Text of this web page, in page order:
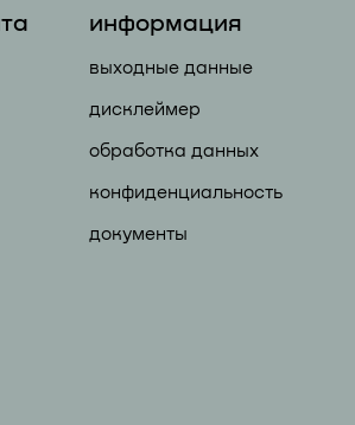
информация
выходные данные
дисклеймер
обработка данных
конфиденциальность
документы